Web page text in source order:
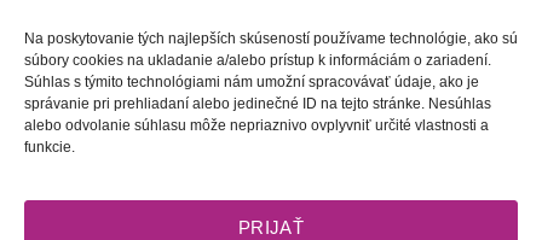
Na poskytovanie tých najlepších skúseností používame technológie, ako sú
súbory cookies na ukladanie a/alebo prístup k informáciám o zariadení.
Súhlas s týmito technológiami nám umožní spracovávať údaje, ako je
správanie pri prehliadaní alebo jedinečné ID na tejto stránke. Nesúhlas
alebo odvolanie súhlasu môže nepriaznivo ovplyvniť určité vlastnosti a
funkcie.
PRIJAŤ
Matej | Hrnček
10.00€
Arnošt | Hrnček